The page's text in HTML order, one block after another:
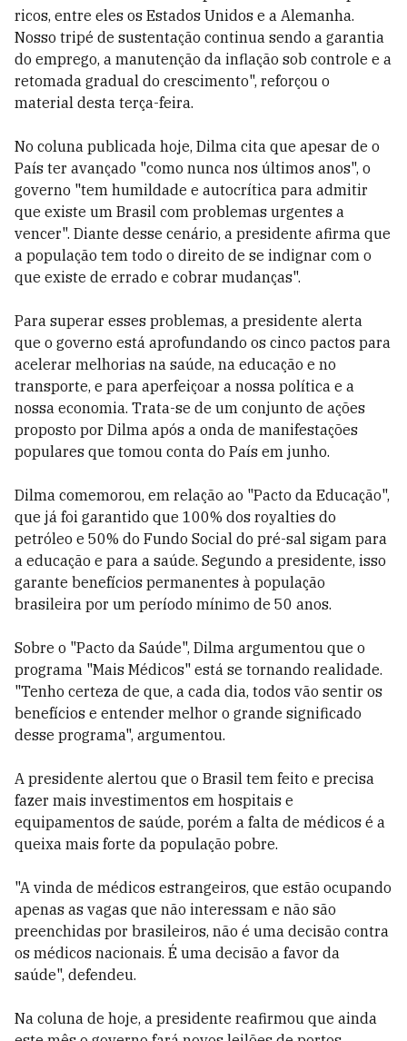
ricos, entre eles os Estados Unidos e a Alemanha.
Nosso tripé de sustentação continua sendo a garantia
do emprego, a manutenção da inflação sob controle e a
retomada gradual do crescimento", reforçou o
material desta terça-feira.
No coluna publicada hoje, Dilma cita que apesar de o
País ter avançado "como nunca nos últimos anos", o
governo "tem humildade e autocrítica para admitir
que existe um Brasil com problemas urgentes a
vencer". Diante desse cenário, a presidente afirma que
a população tem todo o direito de se indignar com o
que existe de errado e cobrar mudanças".
Para superar esses problemas, a presidente alerta
que o governo está aprofundando os cinco pactos para
acelerar melhorias na saúde, na educação e no
transporte, e para aperfeiçoar a nossa política e a
nossa economia. Trata-se de um conjunto de ações
proposto por Dilma após a onda de manifestações
populares que tomou conta do País em junho.
Dilma comemorou, em relação ao "Pacto da Educação",
que já foi garantido que 100% dos royalties do
petróleo e 50% do Fundo Social do pré-sal sigam para
a educação e para a saúde. Segundo a presidente, isso
garante benefícios permanentes à população
brasileira por um período mínimo de 50 anos.
Sobre o "Pacto da Saúde", Dilma argumentou que o
programa "Mais Médicos" está se tornando realidade.
"Tenho certeza de que, a cada dia, todos vão sentir os
benefícios e entender melhor o grande significado
desse programa", argumentou.
A presidente alertou que o Brasil tem feito e precisa
fazer mais investimentos em hospitais e
equipamentos de saúde, porém a falta de médicos é a
queixa mais forte da população pobre.
"A vinda de médicos estrangeiros, que estão ocupando
apenas as vagas que não interessam e não são
preenchidas por brasileiros, não é uma decisão contra
os médicos nacionais. É uma decisão a favor da
saúde", defendeu.
Na coluna de hoje, a presidente reafirmou que ainda